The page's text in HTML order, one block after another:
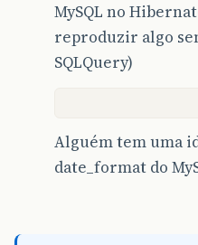
MySQL no
reproduzir algo
SQLQuery)
Alguém tem uma
date_format do